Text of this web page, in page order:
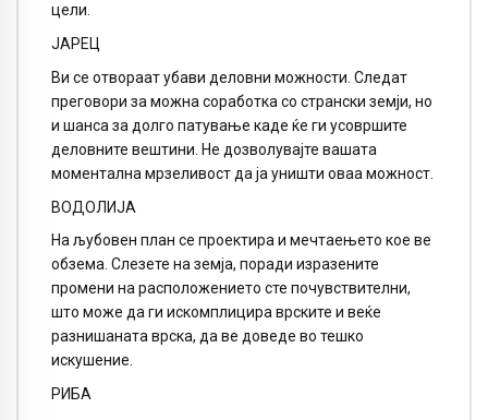
цели.
ЈАРЕЦ
Ви се отвораат убави деловни можности. Следат
преговори за можна соработка со странски земји, но
и шанса за долго патување каде ќе ги усовршите
деловните вештини. Не дозволувајте вашата
моментална мрзеливост да ја уништи оваа можност.
ВОДОЛИЈА
На љубовен план се проектира и мечтаењето кое ве
обзема. Слезете на земја, поради изразените
промени на расположението сте почувствителни,
што може да ги искомплицира врските и веќе
разнишаната врска, да ве доведе во тешко
искушение.
РИБА